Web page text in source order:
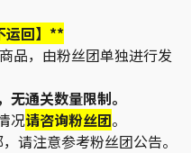
运回】**
品，由粉丝团单独进行发
通关数量限制。
况请咨询粉丝团。
请注意参考粉丝团公告。